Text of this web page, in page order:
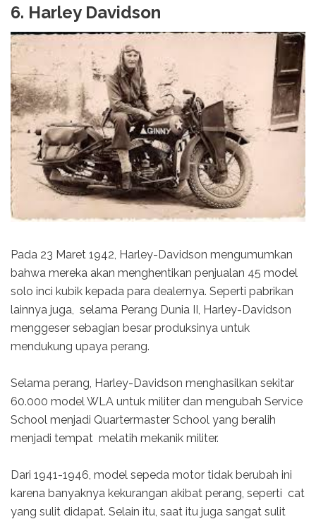
6. Harley Davidson
Pada 23 Maret 1942, Harley-Davidson mengumumkan
bahwa mereka akan menghentikan penjualan 45 model
solo inci kubik kepada para dealernya. Seperti pabrikan
lainnya juga, selama Perang Dunia II, Harley-Davidson
menggeser sebagian besar produksinya untuk
mendukung upaya perang.
Selama perang, Harley-Davidson menghasilkan sekitar
60.000 model WLA untuk militer dan mengubah Service
School menjadi Quartermaster School yang beralih
menjadi tempat melatih mekanik militer.
Dari 1941-1946, model sepeda motor tidak berubah ini
karena banyaknya kekurangan akibat perang, seperti cat
yang sulit didapat. Selain itu, saat itu juga sangat sulit